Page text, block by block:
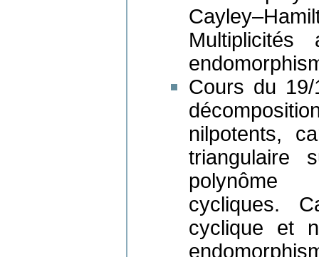
Multiplicités
Cours du 19/
nilpotents,
triangulaire
polynôme
cycliques.
cyclique et